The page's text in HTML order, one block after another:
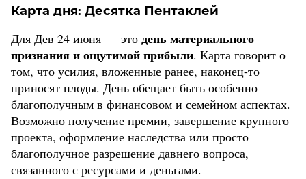
Карта дня: Десятка Пентаклей
Для Дев 24 июня — это день материального
признания и ощутимой прибыли. Карта говорит о
том, что усилия, вложенные ранее, наконец-то
приносят плоды. День обещает быть особенно
благополучным в финансовом и семейном аспектах.
Возможно получение премии, завершение крупного
проекта, оформление наследства или просто
благополучное разрешение давнего вопроса,
связанного с ресурсами и деньгами.